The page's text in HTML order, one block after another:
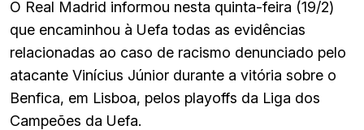
O Real Madrid informou nesta quinta-feira (19/2)
que encaminhou à Uefa todas as evidências
relacionadas ao caso de racismo denunciado pelo
atacante Vinícius Júnior durante a vitória sobre o
Benfica, em Lisboa, pelos playoffs da Liga dos
Campeões da Uefa.